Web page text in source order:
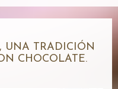
UNA TRADICIÓN
CHOCOLATE.